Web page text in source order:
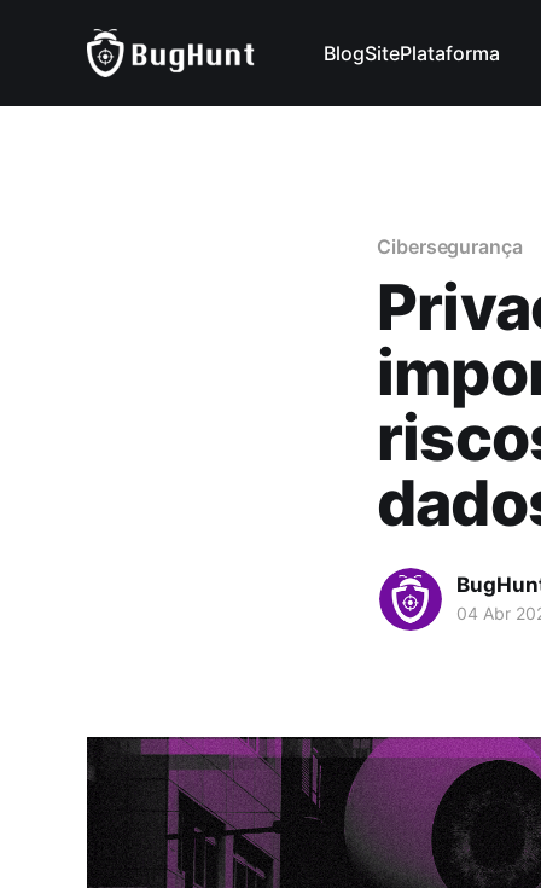
BlogSitePlataforma
Cibersegurança
04 Abr